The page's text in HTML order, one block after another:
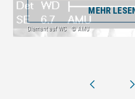
MEHR